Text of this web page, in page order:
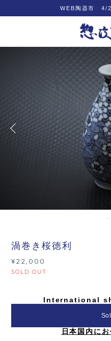
WEB陶器市 4/
渦巻き桜徳利
¥22,000
SOLD OUT
International
日本国内に